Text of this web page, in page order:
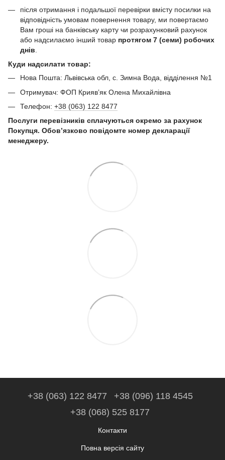
після отримання і подальшої перевірки вмісту посилки на
відповідність умовам повернення товару, ми повертаємо
Вам гроші на банківську карту чи розрахунковий рахунок
або надсилаємо інший товар протягом 7 (семи) робочих
днів
Куди надсилати товар:
Нова Пошта: Львівська обл, с. Зимна Вода, відділення №1
Отримувач: ФОП Криявʼяк Олена Михайлівна
Телефон: +38 (063) 122 8477
Послуги перевізників сплачуються окремо за рахунок
Покупця. Обов’язково повідомте номер декларації
менеджеру.
+38 (063) 122 8477
+38 (096) 118 4545
+38 (068) 525 8177
Контакти
Повна версія сайту